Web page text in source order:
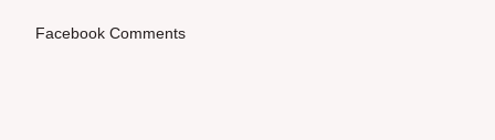
Facebook Comments